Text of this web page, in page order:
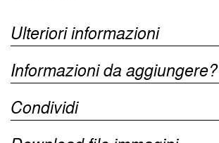
Ulteriori informazioni
Informazioni da aggiungere?
Condividi